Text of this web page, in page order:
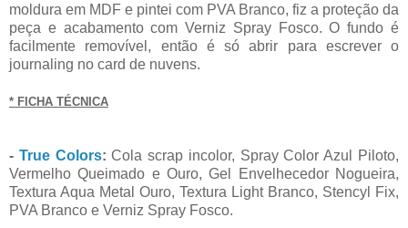
moldura em MDF e pintei com PVA Branco, fiz a proteção da
peça e acabamento com Verniz Spray Fosco. O fundo é
facilmente removível, então é só abrir para escrever o
journaling no card de nuvens.
* FICHA TÉCNICA
- True Colors: Cola scrap incolor, Spray Color Azul Piloto,
Vermelho Queimado e Ouro, Gel Envelhecedor Nogueira,
Textura Aqua Metal Ouro, Textura Light Branco, Stencyl Fix,
PVA Branco e Verniz Spray Fosco.